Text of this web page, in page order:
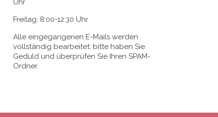
Uhr
Freitag: 8:00-12:30 Uhr
Alle eingegangenen E-Mails werden
vollständig bearbeitet; bitte haben Sie
Geduld und überprüfen Sie Ihren SPAM-
Ordner.